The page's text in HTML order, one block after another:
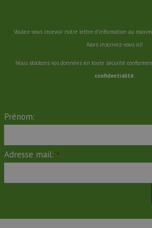
Voulez-vous recevoir notre lettre d'information au
Alors inscrivez-vous ici!
Nous stockons vos données en toute sécurité
confidentialité.
Prénom:
Adresse mail: *